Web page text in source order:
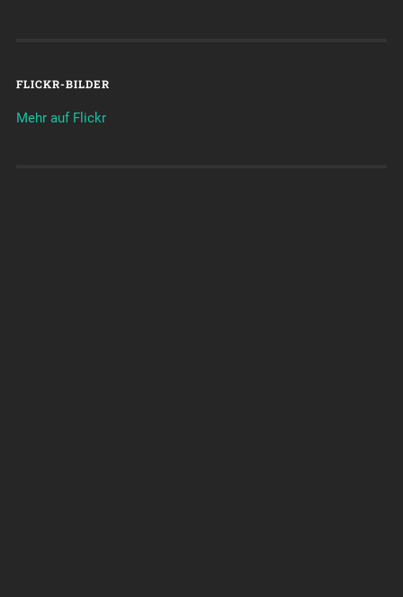
FLICKR-BILDER
Mehr auf Flickr